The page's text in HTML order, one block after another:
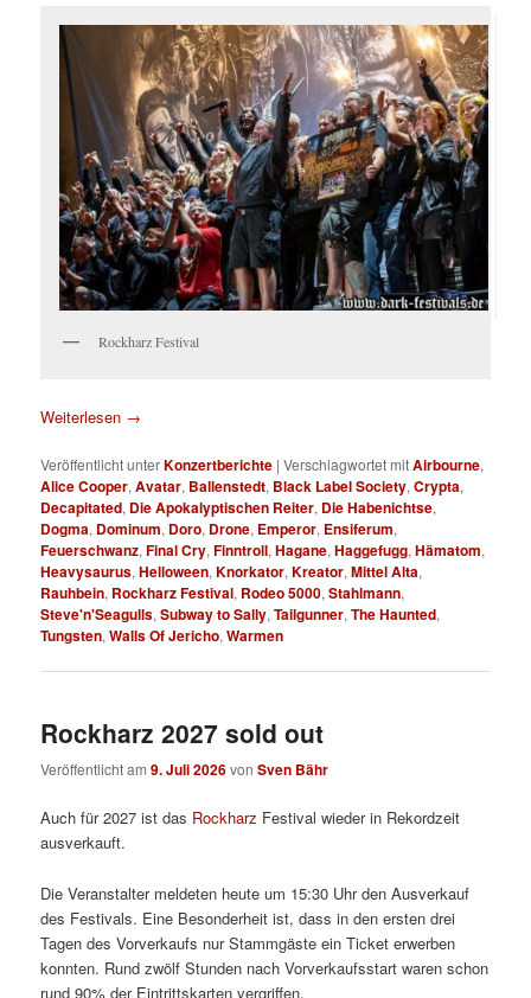
Rockharz Festival
Weiterlesen →
Veröffentlicht unterKonzertberichte |Verschlagwortet mitAirbourne,
Alice Cooper,Avatar, Ballenstedt, Black Label Society,Crypta,
Decapitated, Die Apokalyptischen Reiter, Die Habenichtse,
Dogma, Dominum, Doro, Drone, Emperor, Ensiferum,
Feuerschwanz,Final Cry,Finntroll,Hagane,Haggefugg,Hämatom,
Heavysaurus,Helloween,Knorkator,Kreator,Mittel Alta,
Rauhbein, Rockharz Festival, Rodeo 5000,Stahlmann,
Steve'n'Seagulls,Subway to Sally,Tailgunner,The Haunted,
Tungsten,Walls Of Jericho,Warmen
Rockharz 2027 sold out
Veröffentlicht am9. Juli 2026vonSven Bähr
Auch für 2027 ist das Rockharz Festival wieder in Rekordzeit
ausverkauft.
Die Veranstalter meldeten heute um 15:30 Uhr den Ausverkauf
des Festivals. Eine Besonderheit ist, dass in den ersten drei
Tagen des Vorverkaufs nur Stammgäste ein Ticket erwerben
konnten. Rund zwölf Stunden nach Vorverkaufsstart waren schon
rund 90% der Eintrittskarten vergriffen.